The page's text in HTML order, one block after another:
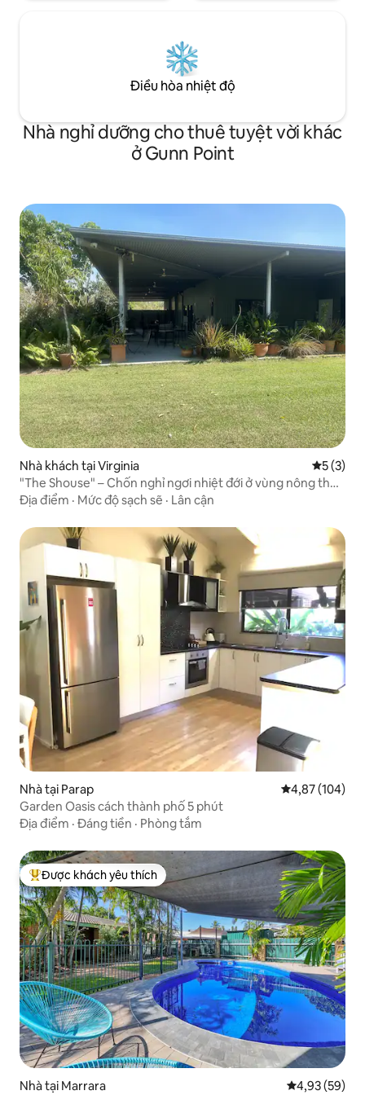
Điều hòa nhiệt độ
Nhà nghỉ dưỡng cho thuê tuyệt vời khác
ở Gunn Point
Nhà khách tại Virginia Xếp5 (3)
"The Shouse" – Chốn nghỉ ngơi nhiệt đới ở vùng nông thôn
Virginia
Địa điểm · Mức độ sạch sẽ · Lân cận
Nhà tại Parap Xếp hạng
4,87 (104)
Garden Oasis cách thành phố 5 phút
Địa điểm · Đáng tiền · Phòng tắm
Được khách yêu thích nhất
Được khách yêu thích
Nhà tại Marrara Xếp hạng
4,93 (59)